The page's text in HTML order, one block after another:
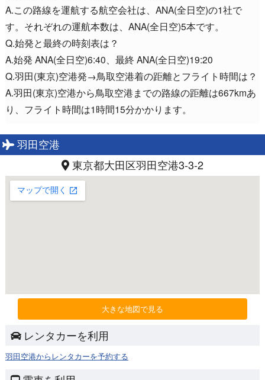
A.この路線を運航する航空会社は、ANA(全日空)の1社で
す。それぞれの運航本数は、ANA(全日空)5本です。
Q.始発と最終の時刻表は？
A.始発 ANA(全日空)6:40、最終 ANA(全日空)19:20
Q.羽田(東京)空港発→鳥取空港着の距離とフライト時間は？
A.羽田(東京)空港から鳥取空港までの路線の距離は667kmあ
り、フライト時間は1時間15分かかります。
羽田空港
東京都大田区羽田空港3-3-2
大きな地図で見る
レンタカーを利用
羽田空港からレンタカーを予約する